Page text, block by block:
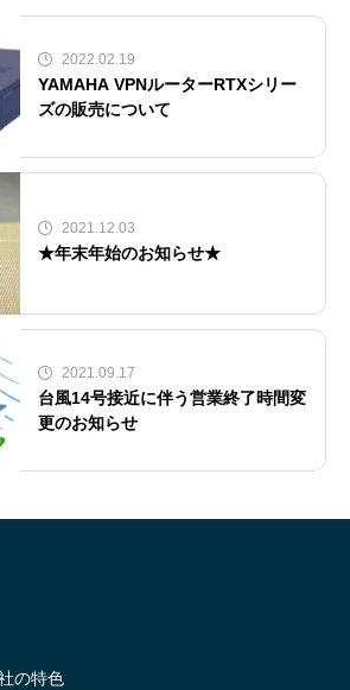
2022.02.19
YAMAHA VPNルーターRTXシリー
ズの販売について
2021.12.03
★年末年始のお知らせ★
2021.09.17
台風14号接近に伴う営業終了時間変
更のお知らせ
の特色